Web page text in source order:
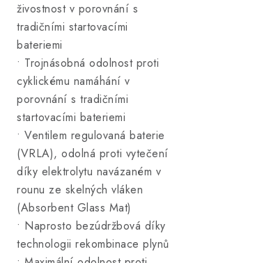
živostnost v porovnání s
tradičními startovacími
bateriemi
• Trojnásobná odolnost proti
cyklickému namáhání v
porovnání s tradičními
startovacími bateriemi
• Ventilem regulovaná baterie
(VRLA), odolná proti vytečení
díky elektrolytu navázaném v
rounu ze skelných vláken
(Absorbent Glass Mat)
• Naprosto bezúdržbová díky
technologii rekombinace plynů